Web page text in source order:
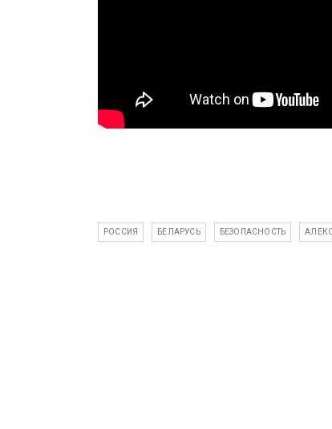
РОССИЯ БЕЛАРУСЬ БЕЗОПАСНОСТЬ